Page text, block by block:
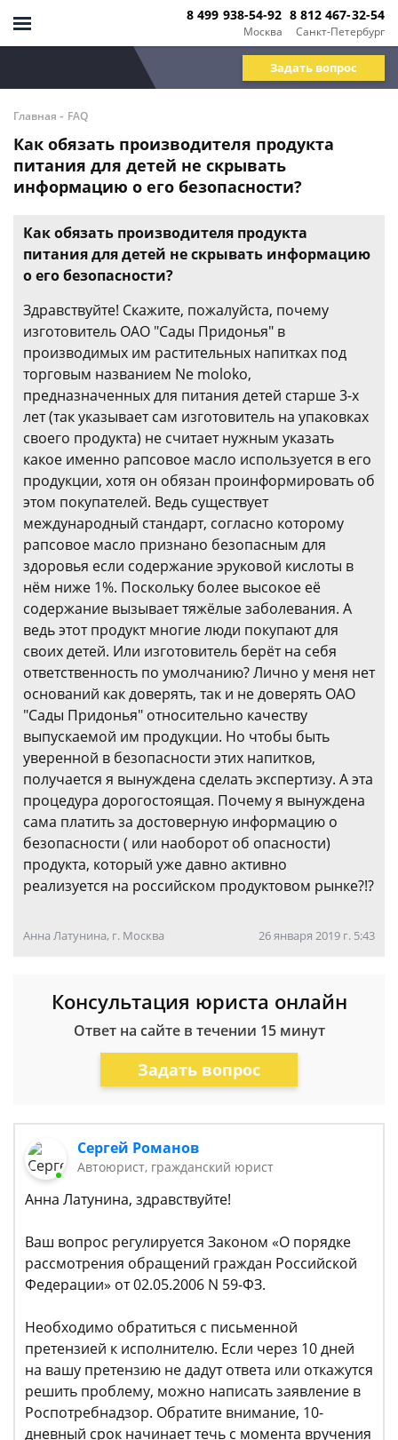
Москва
8 499 938-54-92
Санкт-Петербург
8 812 467-32-54
Задать вопрос
Главная - FAQ
Как обязать производителя продукта
питания для детей не скрывать
информацию о его безопасности?
Как обязать производителя продукта
питания для детей не скрывать информацию
о его безопасности?
Здравствуйте! Скажите, пожалуйста, почему
изготовитель ОАО "Сады Придонья" в
производимых им растительных напитках под
торговым названием Ne moloko,
предназначенных для питания детей старше 3-х
лет (так указывает сам изготовитель на упаковках
своего продукта) не считает нужным указать
какое именно рапсовое масло используется в его
продукции, хотя он обязан проинформировать об
этом покупателей. Ведь существует
международный стандарт, согласно которому
рапсовое масло признано безопасным для
здоровья если содержание эруковой кислоты в
нём ниже 1%. Поскольку более высокое её
содержание вызывает тяжёлые заболевания. А
ведь этот продукт многие люди покупают для
своих детей. Или изготовитель берёт на себя
ответственность по умолчанию? Лично у меня нет
оснований как доверять, так и не доверять ОАО
"Сады Придонья" относительно качеству
выпускаемой им продукции. Но чтобы быть
уверенной в безопасности этих напитков,
получается я вынуждена сделать экспертизу. А эта
процедура дорогостоящая. Почему я вынуждена
сама платить за достоверную информацию о
безопасности ( или наоборот об опасности)
продукта, который уже давно активно
реализуется на российском продуктовом рынке?!?
Анна Латунина, г. Москва 26 января 2019 г. 5:43
Консультация юриста онлайн
Ответ на сайте в течении 15 минут
Задать вопрос
Сергей Романов
Автоюрист, гражданский юрист
Анна Латунина, здравствуйте!
Ваш вопрос регулируется Законом «О порядке
рассмотрения обращений граждан Российской
Федерации» от 02.05.2006 N 59-ФЗ.
Необходимо обратиться с письменной
претензией к исполнителю. Если через 10 дней
на вашу претензию не дадут ответа или откажутся
решить проблему, можно написать заявление в
Роспотребнадзор. Обратите внимание, 10-
дневный срок начинает течь с момента вручения